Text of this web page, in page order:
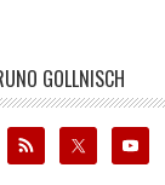
GOLLNISCH